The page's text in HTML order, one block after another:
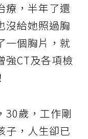
療，半年了還
沒給她照過胸
一個胸片，就
強CT及各項檢
30歲，工作剛
子，人生卻已